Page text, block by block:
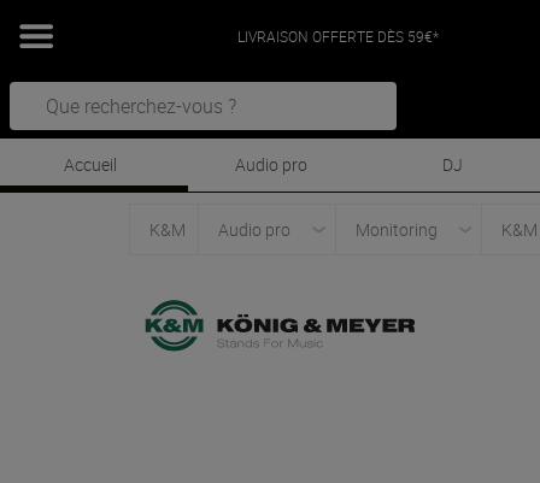
LIVRAISON OFFERTE DÈS 59€*
Accueil Audio pro DJ
K&M Audio pro Monitoring